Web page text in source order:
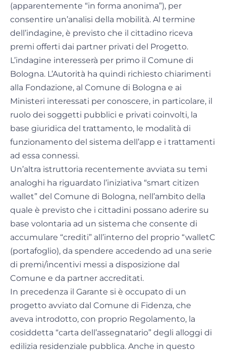
(apparentemente “in forma anonima”), per
consentire un’analisi della mobilità. Al termine
dell’indagine, è previsto che il cittadino riceva
premi offerti dai partner privati del Progetto.
L’indagine interesserà per primo il Comune di
Bologna. L’Autorità ha quindi richiesto chiarimenti
alla Fondazione, al Comune di Bologna e ai
Ministeri interessati per conoscere, in particolare, il
ruolo dei soggetti pubblici e privati coinvolti, la
base giuridica del trattamento, le modalità di
funzionamento del sistema dell’app e i trattamenti
ad essa connessi.
Un’altra istruttoria recentemente avviata su temi
analoghi ha riguardato l’iniziativa “smart citizen
wallet” del Comune di Bologna, nell’ambito della
quale è previsto che i cittadini possano aderire su
base volontaria ad un sistema che consente di
accumulare “crediti” all’interno del proprio “walletC
(portafoglio), da spendere accedendo ad una serie
di premi/incentivi messi a disposizione dal
Comune e da partner accreditati.
In precedenza il Garante si è occupato di un
progetto avviato dal Comune di Fidenza, che
aveva introdotto, con proprio Regolamento, la
cosiddetta “carta dell’assegnatario” degli alloggi di
edilizia residenziale pubblica. Anche in questo